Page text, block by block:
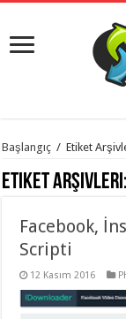
istanbul
evden
eve
organizasyon,
gaziantep
evden
taşımacılık,
evden
Başlangıç / Etiket
Etiket Arşivleri:
Facebook,
Scripti
12 Kasım 2016